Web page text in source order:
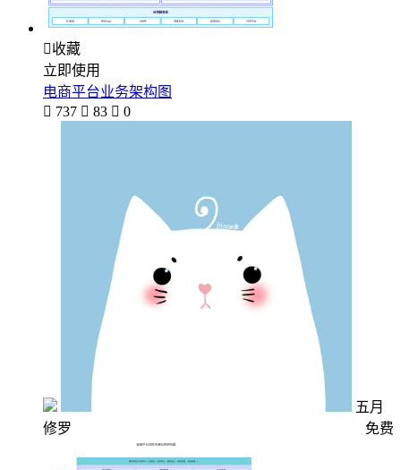
收藏
立即使用
电商平台业务架构图
 737  83  0
五月
修罗
免费